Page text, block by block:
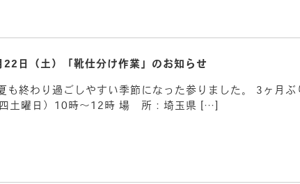
日（土）「靴仕分け作業」のお知らせ
終わり過ごしやすい季節になった参りました。 3ヶ月ぶ
土曜日）10時～12時 場 所：埼玉県 […]